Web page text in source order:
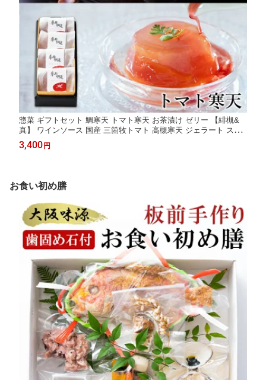
惣菜 ギフトセット 鯛寒天 トマト寒天 お茶漬け ゼリー 【緋槻&
真】 ワインソース 国産 三箇牧トマト 高槻寒天 ジェラート スイ
ーツ ギフト 食べ物 デザート 化粧箱入り 内祝い 贈り物 お祝い 大
阪 グルメ お取り寄せ
3,400 円
お食い初め膳